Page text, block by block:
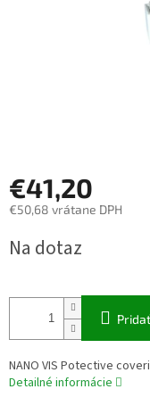
€41,20
€50,68 vrátane DPH
cena:
Na dotaz
NANO VIS Potective
Detailné informácie